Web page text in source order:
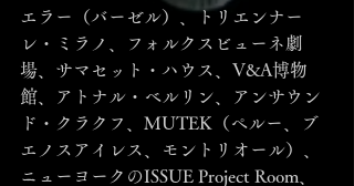
エラー（バーゼル）、トリエンナー
レ・ミラノ、フォルクスビューネ劇
場、サマセット・ハウス、V&A博物
館、アトナル・ベルリン、アンサウン
ド・クラクフ、MUTEK（ペルー、ブ
エノスアイレス、モントリオール）、
ニューヨークのISSUE Project Room、